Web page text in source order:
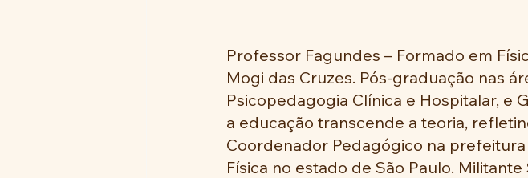
Professor Fagundes – Formado em
Mogi das Cruzes. Pós-graduação nas
Psicopedagogia Clínica e Hospitalar, e
a educação transcende a teoria,
Coordenador Pedagógico na
Física no estado de São Paulo.